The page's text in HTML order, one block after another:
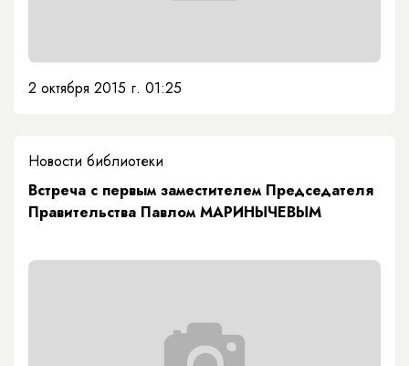
2 октября 2015 г. 01:25
Новости библиотеки
Встреча с первым заместителем Председателя
Правительства Павлом МАРИНЫЧЕВЫМ